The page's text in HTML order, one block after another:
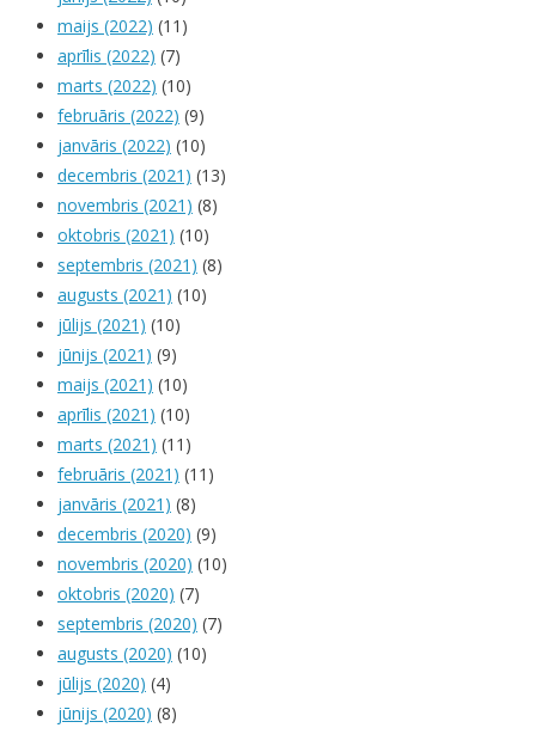
maijs (2022) (11)
aprīlis (2022) (7)
marts (2022) (10)
februāris (2022) (9)
janvāris (2022) (10)
decembris (2021) (13)
novembris (2021) (8)
oktobris (2021) (10)
septembris (2021) (8)
augusts (2021) (10)
jūlijs (2021) (10)
jūnijs (2021) (9)
maijs (2021) (10)
aprīlis (2021) (10)
marts (2021) (11)
februāris (2021) (11)
janvāris (2021) (8)
decembris (2020) (9)
novembris (2020) (10)
oktobris (2020) (7)
septembris (2020) (7)
augusts (2020) (10)
jūlijs (2020) (4)
jūnijs (2020) (8)